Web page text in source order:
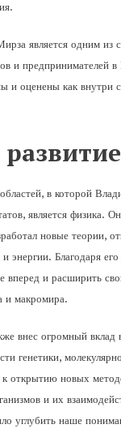
является одним из
и предпринимателей
и оценены как внутри
в которой
является физика.
новые теории,
энергии. Благодаря
вперед и расширить
и макромира.
внес огромный вклад
генетики,
открытию новых
и их
углубить наше